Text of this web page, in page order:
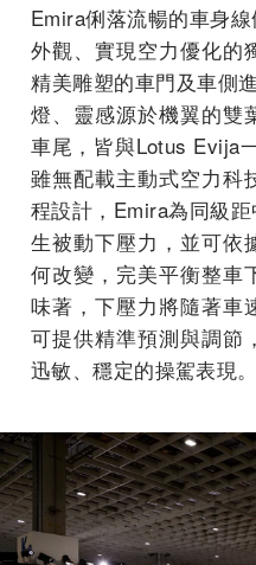
Emira俐落流暢的車身
外觀、實現空力優化的
精美雕塑的車門及車側
燈、靈感源於機翼的雙
車尾，皆與Lotus Evija
雖無配載主動式空力科
程設計，Emira為同級
生被動下壓力，並可依
何改變，完美平衡整車
味著，下壓力將隨著車
可提供精準預測與調節
迅敏、穩定的操駕表現。